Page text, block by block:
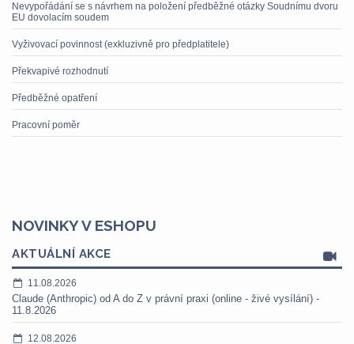
Nevypořádání se s návrhem na položení předběžné otázky Soudnímu dvoru
EU dovolacím soudem
Vyživovací povinnost (exkluzivně pro předplatitele)
Překvapivé rozhodnutí
Předběžné opatření
Pracovní poměr
NOVINKY V ESHOPU
AKTUÁLNÍ AKCE
11.08.2026
Claude (Anthropic) od A do Z v právní praxi (online - živé vysílání) -
11.8.2026
12.08.2026